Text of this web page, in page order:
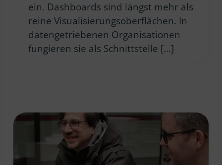
ein. Dashboards sind längst mehr als
reine Visualisierungsoberflächen. In
datengetriebenen Organisationen
fungieren sie als Schnittstelle […]